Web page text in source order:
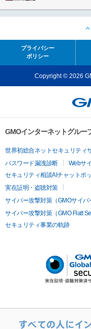
プライバシー
ポリシー
Copyright © 2026
GMOインターネットグルー
世界初総合ネットセキュリティ
パスワード漏洩診断
Webサ
セキュリティ相談AIチャットボ
実在証明・盗聴対策
サイバー攻撃対策（GMOサイバ
サイバー攻撃対策（GMO Flatt
セキュリティ事業の軌跡